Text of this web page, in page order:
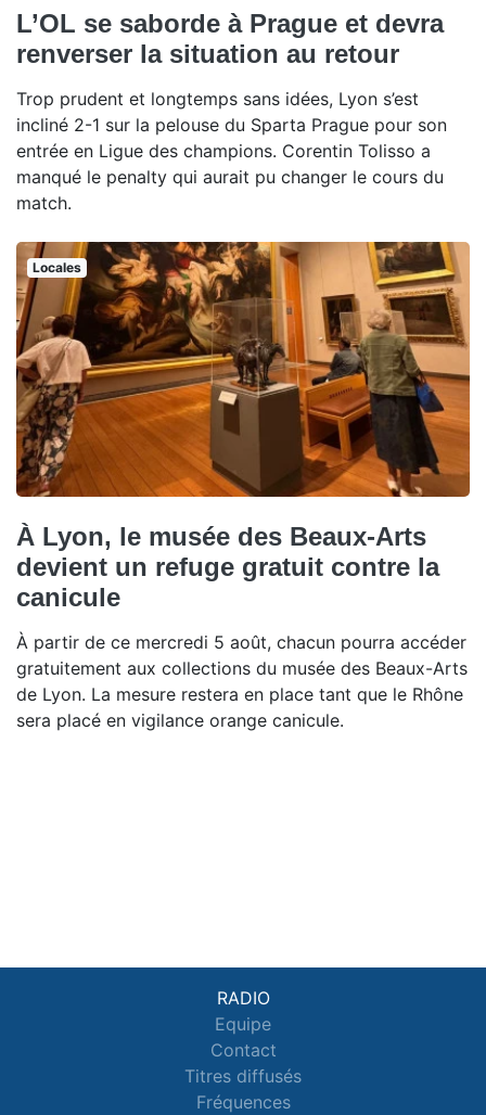
L’OL se saborde à Prague et devra
renverser la situation au retour
Trop prudent et longtemps sans idées, Lyon s’est
incliné 2-1 sur la pelouse du Sparta Prague pour son
entrée en Ligue des champions. Corentin Tolisso a
manqué le penalty qui aurait pu changer le cours du
match.
Locales
À Lyon, le musée des Beaux-Arts
devient un refuge gratuit contre la
canicule
À partir de ce mercredi 5 août, chacun pourra accéder
gratuitement aux collections du musée des Beaux-Arts
de Lyon. La mesure restera en place tant que le Rhône
sera placé en vigilance orange canicule.
RADIO
Equipe
Contact
Titres diffusés
Fréquences